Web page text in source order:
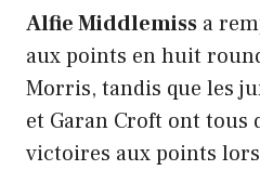
Alfie Middlemiss a
aux points en huit
Morris, tandis que les
et Garan Croft ont tous
victoires aux points